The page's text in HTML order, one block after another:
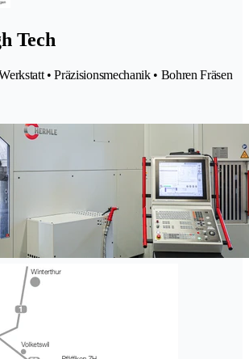
Tech
• Präzisionsmechanik • Bohren Fräsen